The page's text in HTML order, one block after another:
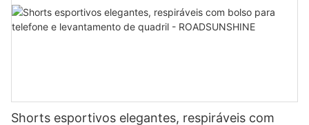
Shorts esportivos elegantes, respiráveis ​​com